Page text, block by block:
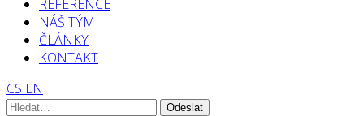
REFERENCE
NÁŠ TÝM
ČLÁNKY
KONTAKT
CS EN